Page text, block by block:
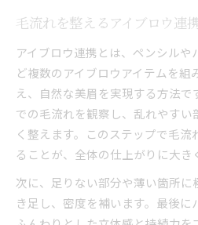
毛流れを整えるアイブロウ連
アイブロウ連携とは、ペンシルや
ど複数のアイブロウアイテムを
え、自然な美眉を実現する方法で
での毛流れを観察し、乱れやすい
く整えます。このステップで毛
ることが、全体の仕上がりに大き
次に、足りない部分や薄い箇所に
き足し、密度を補います。最後に